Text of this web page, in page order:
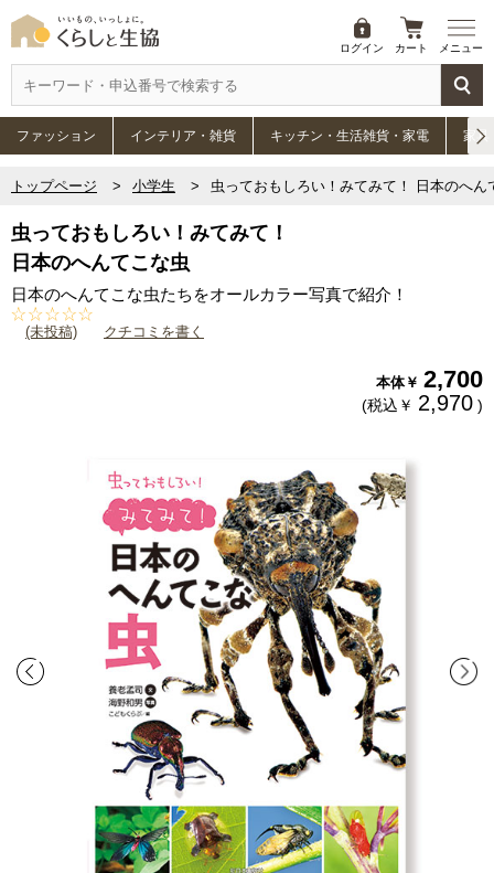
ログイン カート メニュー
ファッション インテリア・雑貨 キッチン・生活雑貨・家電 家具
トップページ 小学生 虫っておもしろい！みてみて！ 日本のへん
虫っておもしろい！みてみて！
日本のへんてこな虫
日本のへんてこな虫たちをオールカラー写真で紹介！
(未投稿) クチコミを書く
本体￥ 2,700
(税込￥ 2,970 )